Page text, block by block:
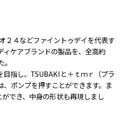
２４などファイントゥデイを代表す
ケアブランドの製品を、全高約
指し、TSUBAKIと＋ｔｍｒ（プラ
ポンプを押すことができます。ま
でき、中身の形状も再現しまし